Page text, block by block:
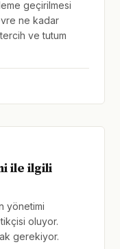
geçirilmesi
ne kadar
ve tutum
ile ilgili
yönetimi
oluyor.
gerekiyor.